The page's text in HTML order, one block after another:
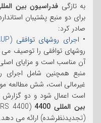
به تازگی فدراسیون بین
برای دو منبع پشتیبان
صادر کرد:
• اجرای روشهای توافقی (AUP): یک فرصت رشد و ارزشی
روشهای توافقی را توصیف می
آن مناسب است و مزایای
منبع همچنین شامل اجرای
غیرمالی است، شش مطالعه
است اعمال شود و دو گزارش
بین المللی 4400
(تجدیدنظرشده) ارائه می دهد.